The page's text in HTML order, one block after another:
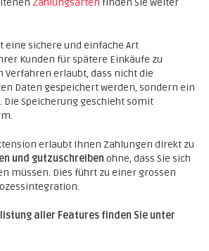
Zahlungsarten finden Sie weiter
eine sichere und einfache Art
Kunden für spätere Einkäufe zu
Verfahren erlaubt, dass nicht die
Daten gespeichert werden, sondern ein
Speicherung geschieht somit
erlaubt Ihnen Zahlungen direkt zu
und gutzuschreiben ohne, dass Sie sich
müssen. Dies führt zu einer grossen
aller Features finden Sie unter